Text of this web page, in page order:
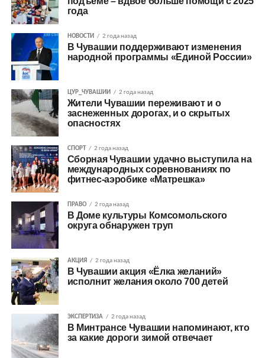
года
НОВОСТИ 2 года назад
В Чувашии поддерживают изменения
народной программы «Единой России»
ЦУР_ЧУВАШИИ 2 года назад
Жители Чувашии переживают и о
заснеженных дорогах, и о скрытых
опасностях
СПОРТ 2 года назад
Сборная Чувашии удачно выступила на
международных соревнованиях по
фитнес-аэробике «Матрешка»
ПРАВО 2 года назад
В Доме культуры Комсомольского
округа обнаружен труп
АКЦИЯ 2 года назад
В Чувашии акция «Ёлка желаний»
исполнит желания около 700 детей
ЭКСПЕРТИЗА 2 года назад
В Минтрансе Чувашии напоминают, кто
за какие дороги зимой отвечает